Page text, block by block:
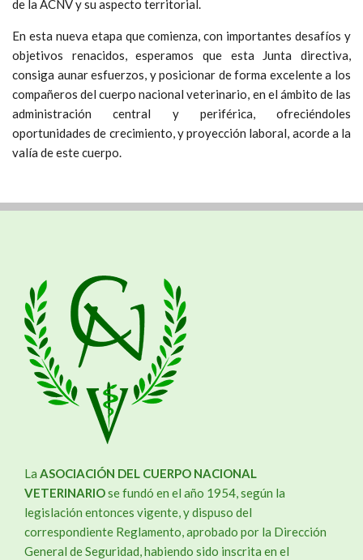
de la ACNV y su aspecto territorial.
En esta nueva etapa que comienza, con importantes desafíos y
objetivos renacidos, esperamos que esta Junta directiva,
consiga aunar esfuerzos, y posicionar de forma excelente a los
compañeros del cuerpo nacional veterinario, en el ámbito de las
administración central y periférica, ofreciéndoles
oportunidades de crecimiento, y proyección laboral, acorde a la
valía de este cuerpo.
La ASOCIACIÓN DEL CUERPO NACIONAL
VETERINARIOse fundó en el año 1954, según la
legislación entonces vigente, y dispuso del
correspondiente Reglamento, aprobado por la Dirección
General de Seguridad, habiendo sido inscrita en el